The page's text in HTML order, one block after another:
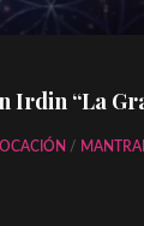
Irdin “La
/